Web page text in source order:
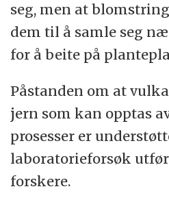
seg, men at
dem til å samle seg
for å beite på
Påstanden om at
jern som kan opptas
prosesser er
laboratorieforsøk
forskere.